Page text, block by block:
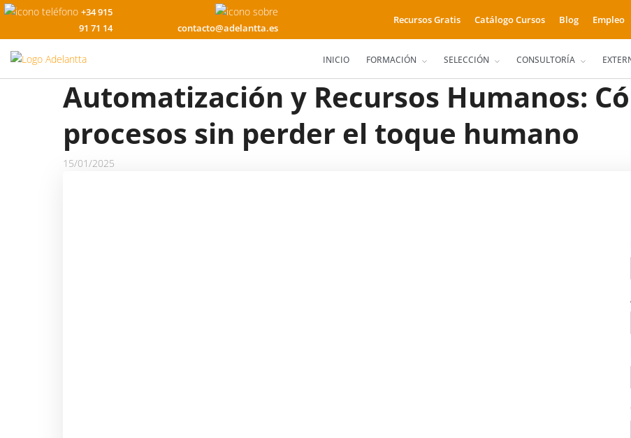
+34 915
91 71 14
contacto@adelantta.es
Recursos Gratis Catálogo Cursos Blog Empleo
INICIO FORMACIÓN SELECCIÓN CONSULTORÍA
Automatización y Recursos Humanos:
procesos sin perder el toque humano
15/01/2025